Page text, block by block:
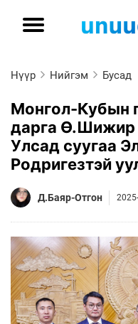
Нүүр Нийгэм Бусад
Монгол-Кубын
дарга Ө.Шижир
Улсад суугаа
Родригезтэй
Д.Баяр-Отгон